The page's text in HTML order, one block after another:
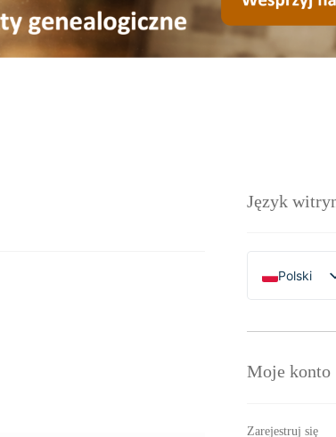
Język
Polski
English
Moje konto
Zarejestruj się